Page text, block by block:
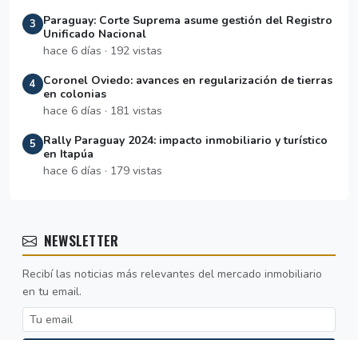
3
Paraguay: Corte Suprema asume gestión del Registro
Unificado Nacional
hace 6 días · 192 vistas
4
Coronel Oviedo: avances en regularización de tierras
en colonias
hace 6 días · 181 vistas
5
Rally Paraguay 2024: impacto inmobiliario y turístico
en Itapúa
hace 6 días · 179 vistas
NEWSLETTER
Recibí las noticias más relevantes del mercado inmobiliario
en tu email.